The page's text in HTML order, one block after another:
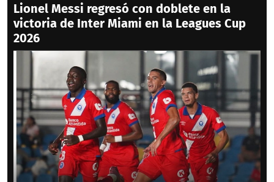
Lionel Messi regresó con doblete en la
victoria de Inter Miami en la Leagues Cup
2026